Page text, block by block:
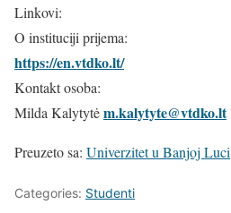
Linkovi:
O instituciji prijema:
https://en.vtdko.lt/
Kontakt osoba:
Milda Kalytytėm.kalytyte@vtdko.lt
Preuzeto sa: Univerzitet u Banjoj Luci
Categories: Studenti